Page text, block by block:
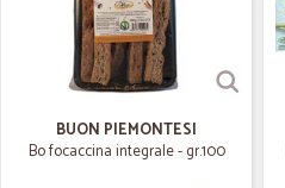
BUON PIEMONTESI
Bo focaccina integrale - gr.100